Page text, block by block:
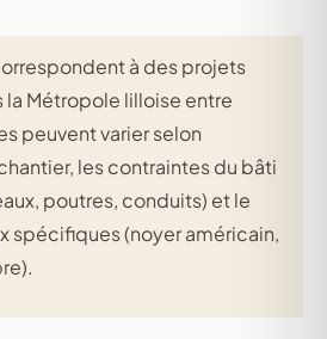
à des projets
la Métropole lilloise entre
peuvent varier selon
les contraintes du bâti
poutres, conduits) et le
spécifiques (noyer américain,